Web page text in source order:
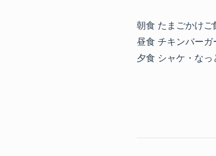
朝食 たまごかけご
昼食 チキンバーガ
夕食 シャケ・なっ